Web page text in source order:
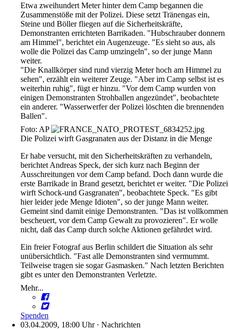
Etwa zweihundert Meter hinter dem Camp begannen die
Zusammenstöße mit der Polizei. Diese setzt Tränengas ein,
Steine und Böller fliegen auf die Sicherheitskräfte,
Demonstranten errichteten Barrikaden. "Hubschrauber donnern
am Himmel", berichtet ein Augenzeuge. "Es sieht so aus, als
wolle die Polizei das Camp umzingeln", so der junge Mann
weiter.
"Die Knallkörper sind rund vierzig Meter hoch am Himmel zu
sehen", erzählt ein weiterer Zeuge. "Aber im Camp selbst ist es
weiterhin ruhig", fügt er hinzu. "Vor dem Camp wurden von
einigen Demonstranten Strohballen angezündet", beobachtete
ein anderer. "Wasserwerfer der Polizei löschten die brennenden
Ballen".
Foto: AP
Die Polizei wirft Gasgranaten aus der Distanz in die Menge
Er habe versucht, mit den Sicherheitskräften zu verhandeln,
berichtet Andreas Speck, der sich kurz nach Beginn der
Ausschreitungen vor dem Camp befand. Doch dann wurde die
erste Barrikade in Brand gesetzt, berichtet er weiter. "Die Polizei
wirft Schock-und Gasgranaten", beobachtete Speck. "Es gibt
hier leider jede Menge Idioten", so der junge Mann weiter.
Gemeint sind damit einige Demonstranten. "Das ist vollkommen
bescheuert, vor dem Camp Gewalt zu provozieren". Er wolle
nicht, daß das Camp durch solche Aktionen gefährdet wird.
Ein freier Fotograf aus Berlin schildert die Situation als sehr
unübersichtlich. "Fast alle Demonstranten sind vermummt.
Teilweise tragen sie sogar Gasmasken." Nach letzten Berichten
gibt es unter den Demonstranten Verletzte.
Mehr...
Spenden
03.04.2009, 18:00 Uhr· Nachrichten